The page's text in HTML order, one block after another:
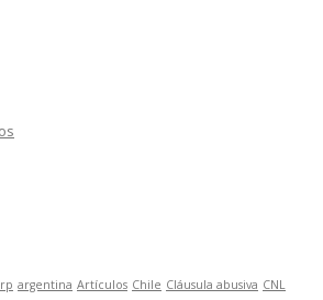
argentina Artículos Chile Cláusula abusiva CNL